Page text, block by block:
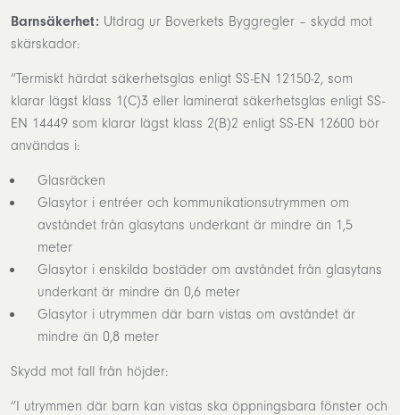
Barnsäkerhet: Utdrag ur Boverkets Byggregler – skydd mot
skärskador:
”Termiskt härdat säkerhetsglas enligt SS-EN 12150-2, som
klarar lägst klass 1(C)3 eller laminerat säkerhetsglas enligt SS-
EN 14449 som klarar lägst klass 2(B)2 enligt SS-EN 12600 bör
användas i:
Glasräcken
Glasytor i entréer och kommunikationsutrymmen om
avståndet från glasytans underkant är mindre än 1,5
meter
Glasytor i enskilda bostäder om avståndet från glasytans
underkant är mindre än 0,6 meter
Glasytor i utrymmen där barn vistas om avståndet är
mindre än 0,8 meter
Skydd mot fall från höjder:
”I utrymmen där barn kan vistas ska öppningsbara fönster och